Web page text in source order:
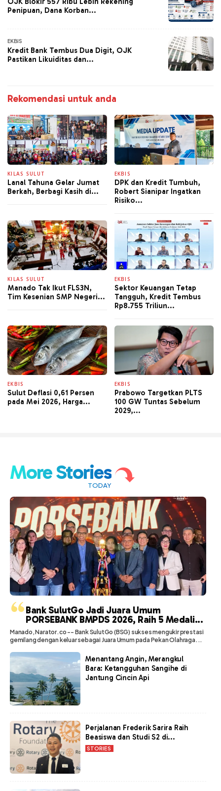
Penipuan, Dana Korban...
EKBIS
Kredit Bank Tembus Dua Digit, OJK
Pastikan Likuiditas dan...
Rekomendasi untuk anda
KILAS SULUT
Lanal Tahuna Gelar Jumat
Berkah, Berbagi Kasih di...
EKBIS
DPK dan Kredit Tumbuh,
Robert Sianipar Ingatkan
Risiko...
KILAS SULUT
Manado Tak Ikut FLS3N,
Tim Kesenian SMP Negeri...
EKBIS
Sektor Keuangan Tetap
Tangguh, Kredit Tembus
Rp8.755 Triliun...
EKBIS
Sulut Deflasi 0,61 Persen
pada Mei 2026, Harga...
EKBIS
Prabowo Targetkan PLTS
100 GW Tuntas Sebelum
2029,...
More Stories
TODAY
“Bank SulutGo Jadi Juara Umum
PORSEBANK BMPDS 2026, Raih 5 Medali...
Manado, Narator.co -- Bank SulutGo (BSG) sukses mengukir prestasi
gemilang dengan keluar sebagai Juara Umum pada Pekan Olahraga...
Menantang Angin, Merangkul
Bara: Ketangguhan Sangihe di
Jantung Cincin Api
Perjalanan Frederik Sarira Raih
Beasiswa dan Studi S2 di...
STORIES